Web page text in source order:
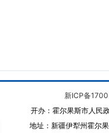
新ICP备
开办：霍尔果斯市人民
地址：新疆伊犁州霍